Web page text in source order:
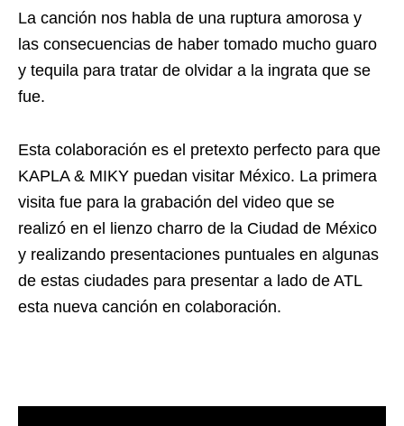
La canción nos habla de una ruptura amorosa y
las consecuencias de haber tomado mucho guaro
y tequila para tratar de olvidar a la ingrata que se
fue.
Esta colaboración es el pretexto perfecto para que
KAPLA & MIKY puedan visitar México. La primera
visita fue para la grabación del video que se
realizó en el lienzo charro de la Ciudad de México
y realizando presentaciones puntuales en algunas
de estas ciudades para presentar a lado de ATL
esta nueva canción en colaboración.